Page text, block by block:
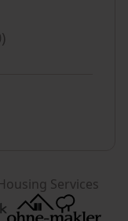
Services